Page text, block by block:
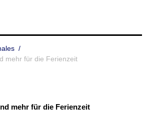
/
mehr für die Ferienzeit
mehr für die Ferienzeit